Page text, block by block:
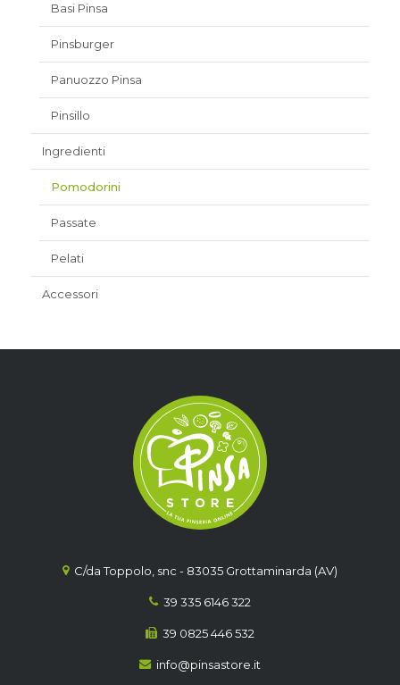
Basi Pinsa
Pinsburger
Panuozzo Pinsa
Pinsillo
Ingredienti
Pomodorini
Passate
Pelati
Accessori
C/da Toppolo, snc - 83035 Grottaminarda (AV)
39 335 6146 322
39 0825 446 532
info@pinsastore.it